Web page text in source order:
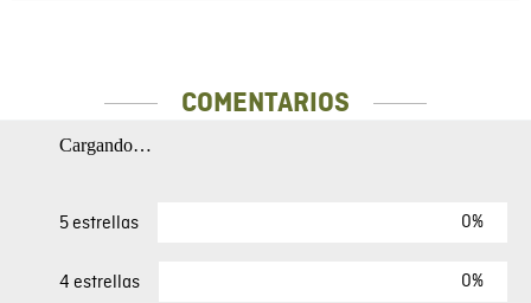
COMENTARIOS
Cargando…
5 estrellas 0%
4 estrellas 0%